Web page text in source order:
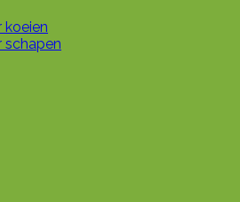
koeien
schapen